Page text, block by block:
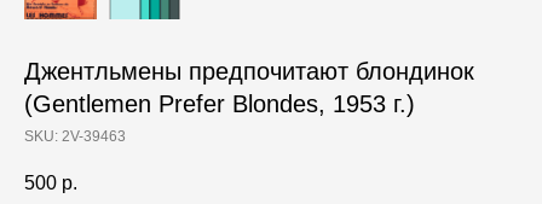
Джентльмены предпочитают блондинок
(Gentlemen Prefer Blondes, 1953 г.)
SKU: 2V-39463
500 р.